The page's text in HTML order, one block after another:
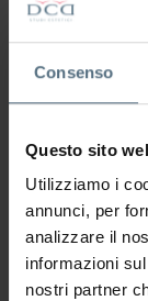
Consenso
Questo sito
Utilizziamo i
annunci, per
analizzare il
informazioni
nostri partner